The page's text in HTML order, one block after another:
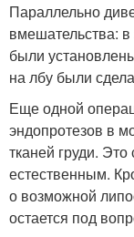
Параллельно
вмешательства: в
были
на лбу были
Еще одной
эндопротезов в
тканей груди.
естественным.
о возможной
остается под